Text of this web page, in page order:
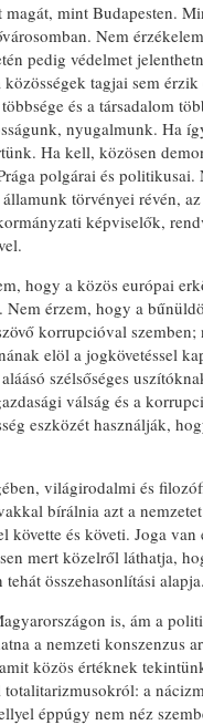
mint Budapesten.
Nem
pedig védelmet
tagjai sem
és a társadalom
nyugalmunk. Ha
Ha kell, közösen
polgárai és
törvényei révén,
képviselők,
hogy a közös európai
érzem, hogy a
korrupcióval
elöl a jogkövetéssel
szélsőséges
válság és a
eszközét használják,
világirodalmi és
bírálnia azt a
és követi. Joga
mert közelről láthatja,
összehasonlítási alapja.
is, ám a
a nemzeti konszenzus
közös értéknek
a
éppúgy nem néz